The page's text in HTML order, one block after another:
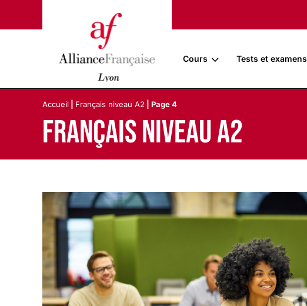
Cours Tests et examens
Accueil Français niveau A2 Page 4
Français niveau A2